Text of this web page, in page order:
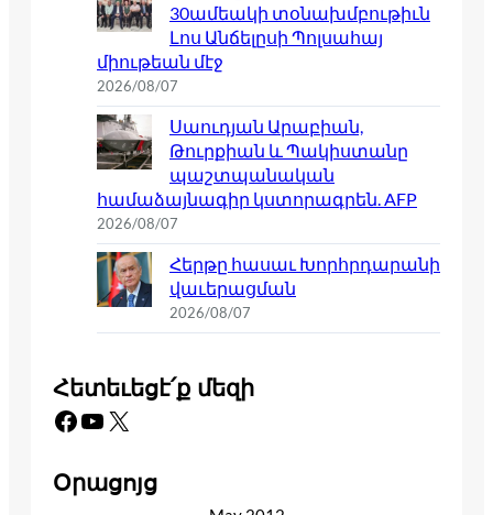
30ամեակի տօնախմբութիւն
Լոս Անճելըսի Պոլսահայ
միութեան մէջ
2026/08/07
Սաուդյան Արաբիան,
Թուրքիան և Պակիստանը
պաշտպանական
համաձայնագիր կստորագրեն. AFP
2026/08/07
Հերթը հասաւ Խորհրդարանի
վաւերացման
2026/08/07
Հետեւեցէ՛ք մեզի
Facebook YouTube X
Օրացոյց